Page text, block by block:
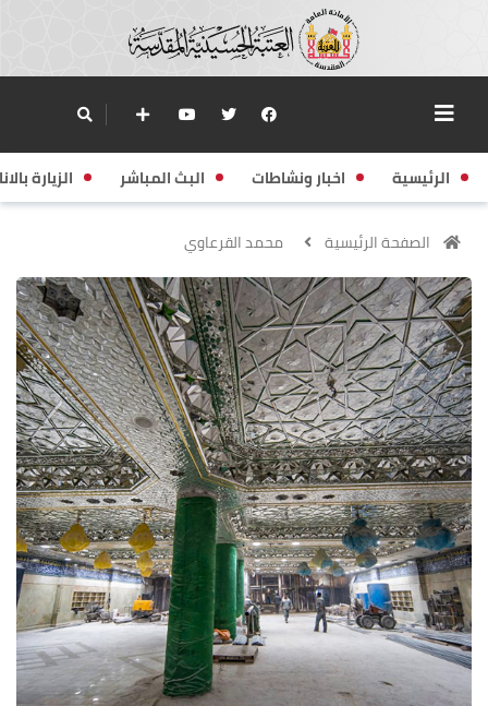
الرئيسية اخبار ونشاطات البث المباشر الزيارة
الصفحة الرئيسية محمد القرعاوي